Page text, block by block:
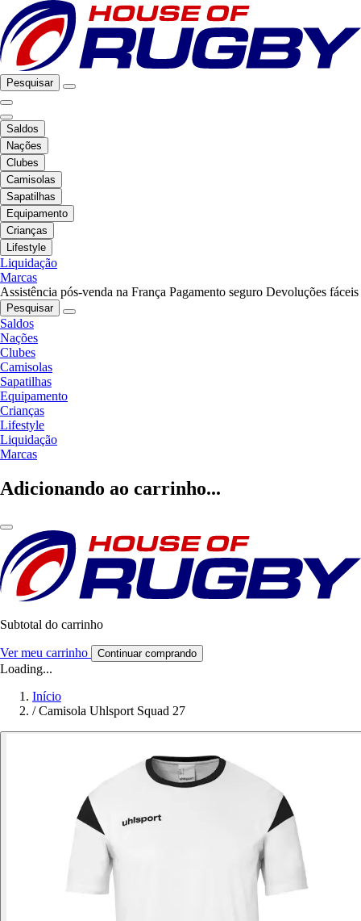
Pesquisar
Saldos
Nações
Clubes
Camisolas
Sapatilhas
Equipamento
Crianças
Lifestyle
Liquidação
Marcas
Assistência pós-venda na França Pagamento seguro Devoluções fáceis
Pesquisar
Saldos
Nações
Clubes
Camisolas
Sapatilhas
Equipamento
Crianças
Lifestyle
Liquidação
Marcas
Adicionando ao carrinho...
Subtotal do carrinho
Ver meu carrinho Continuar comprando
Loading...
Início
/ Camisola Uhlsport Squad 27